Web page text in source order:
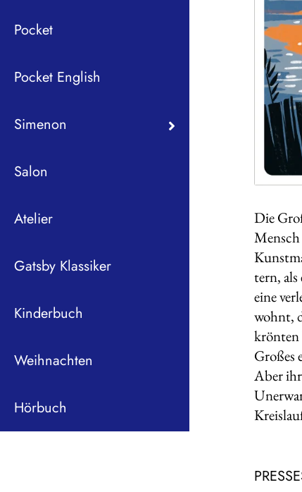
Pocket
Pocket English
Simenon
Salon
Atelier
Gatsby Klassiker
Kinderbuch
Weihnachten
Hörbuch
Die
tern,
eine
wohnt,
krönten
Großes
Aber